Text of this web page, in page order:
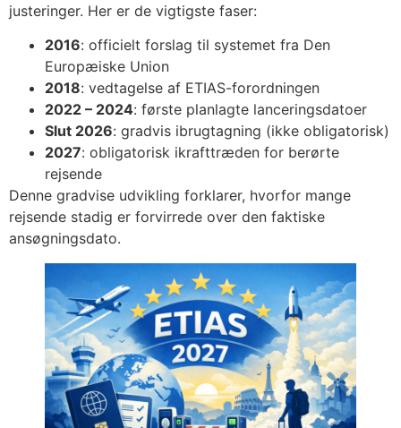
justeringer. Her er de vigtigste faser:
2016: officielt forslag til systemet fra Den
Europæiske Union
2018: vedtagelse af ETIAS-forordningen
2022 – 2024: første planlagte lanceringsdatoer
Slut 2026: gradvis ibrugtagning (ikke obligatorisk)
2027: obligatorisk ikrafttræden for berørte
rejsende
Denne gradvise udvikling forklarer, hvorfor mange
rejsende stadig er forvirrede over den faktiske
ansøgningsdato.